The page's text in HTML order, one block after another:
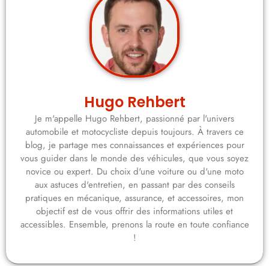
Hugo Rehbert
Je m'appelle Hugo Rehbert, passionné par l'univers
automobile et motocycliste depuis toujours. À travers ce
blog, je partage mes connaissances et expériences pour
vous guider dans le monde des véhicules, que vous soyez
novice ou expert. Du choix d'une voiture ou d'une moto
aux astuces d'entretien, en passant par des conseils
pratiques en mécanique, assurance, et accessoires, mon
objectif est de vous offrir des informations utiles et
accessibles. Ensemble, prenons la route en toute confiance
!